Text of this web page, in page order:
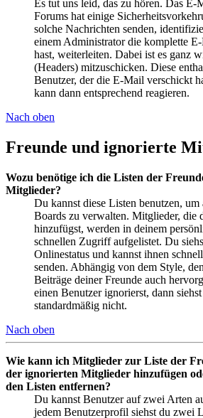
Es tut uns leid, das zu hören. Das E-
Forums hat einige
solche Nachrichten senden,
einem Administrator die komplette
hast, weiterleiten. Dabei ist es ganz
(Headers) mitzuschicken. Diese
Benutzer, der die E-Mail verschickt
kann dann entsprechend reagieren.
Nach oben
Freunde und ignorierte
Wozu benötige ich die Listen der
Mitglieder?
Du kannst diese Listen benutzen,
Boards zu verwalten. Mitglieder, die
hinzufügst, werden in deinem
schnellen Zugriff aufgelistet. Du
Onlinestatus und kannst ihnen
senden. Abhängig von dem Style,
Beiträge deiner Freunde auch
einen Benutzer ignorierst, dann
standardmäßig nicht.
Nach oben
Wie kann ich Mitglieder zur Liste der
der ignorierten Mitglieder hinzufügen
den Listen entfernen?
Du kannst Benutzer auf zwei Arten
jedem Benutzerprofil siehst du zwei